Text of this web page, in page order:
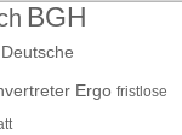
BGH
Deutsche
Ergo fristlose